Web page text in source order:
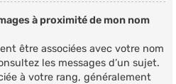
à proximité de mon nom
être associées avec votre nom
les messages d’un sujet.
à votre rang, généralement